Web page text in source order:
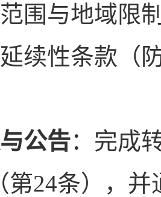
围与地域限
续性条款（
公告：完成
第24条），